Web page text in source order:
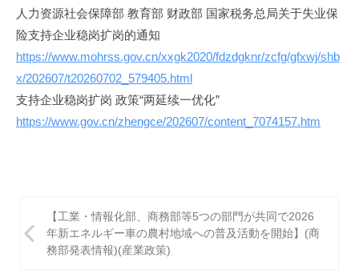
人力资源社会保障部 教育部 财政部 国家税务总局关于失业保
险支持企业稳岗扩岗的通知
https://www.mohrss.gov.cn/xxgk2020/fdzdgknr/zcfg/gfxwj/shb
x/202607/t20260702_579405.html
支持企业稳岗扩岗 政策“两延续一优化”
https://www.gov.cn/zhengce/202607/content_7074157.htm
稿
【工業・情報化部、商務部等5つの部門が共同で2026
年新エネルギー車の農村地域への普及活動を開始】(商
務部発表情報)(産業政策)